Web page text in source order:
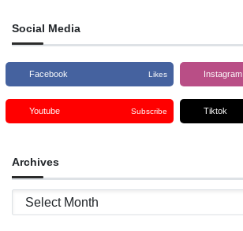
Social Media
Facebook Likes Instagram
Youtube Subscribe Tiktok
Archives
Archives